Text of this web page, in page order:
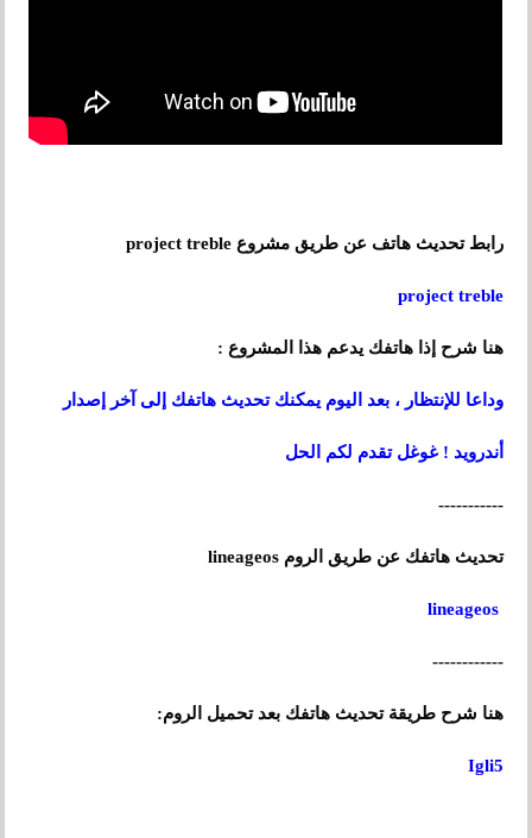
رابط تحديث هاتف عن طريق مشروع project treble
project treble
هنا شرح إذا هاتفك يدعم هذا المشروع :
وداعا للإنتظار ، بعد اليوم يمكنك تحديث هاتفك إلى آخر إصدار
أندرويد ! غوغل تقدم لكم الحل
-----------
تحديث هاتفك عن طريق الروم lineageos
lineageos
------------
هنا شرح طريقة تحديث هاتفك بعد تحميل الروم:
Igli5